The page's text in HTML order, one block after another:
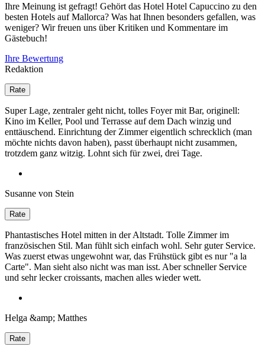
Ihre Meinung ist gefragt! Gehört das Hotel Hotel Capuccino zu den
besten Hotels auf Mallorca? Was hat Ihnen besonders gefallen, was
weniger? Wir freuen uns über Kritiken und Kommentare im
Gästebuch!
Ihre Bewertung
Redaktion
Super Lage, zentraler geht nicht, tolles Foyer mit Bar, originell:
Kino im Keller, Pool und Terrasse auf dem Dach winzig und
enttäuschend. Einrichtung der Zimmer eigentlich schrecklich (man
möchte nichts davon haben), passt überhaupt nicht zusammen,
trotzdem ganz witzig. Lohnt sich für zwei, drei Tage.
Susanne von Stein
Phantastisches Hotel mitten in der Altstadt. Tolle Zimmer im
französischen Stil. Man fühlt sich einfach wohl. Sehr guter Service.
Was zuerst etwas ungewohnt war, das Frühstück gibt es nur "a la
Carte". Man sieht also nicht was man isst. Aber schneller Service
und sehr lecker croissants, machen alles wieder wett.
Helga &amp; Matthes